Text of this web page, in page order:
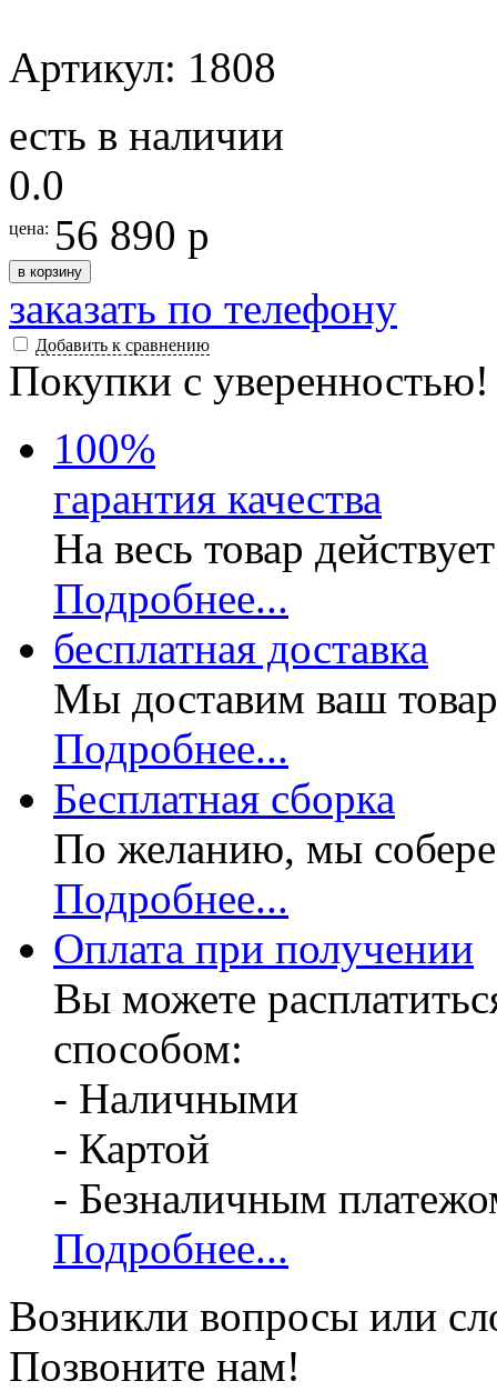
Артикул: 1808
есть в наличии
0.0
цена: 56 890 р
в корзину
заказать по телефону
Добавить к сравнению
Покупки с уверенностью!
100%
гарантия качества
На весь товар
Подробнее...
бесплатная доставка
Мы доставим ваш
Подробнее...
Бесплатная сборка
По желанию, мы
Подробнее...
Оплата при получении
Вы можете
способом:
- Наличными
- Картой
- Безналичным
Подробнее...
Возникли вопросы или
Позвоните нам!